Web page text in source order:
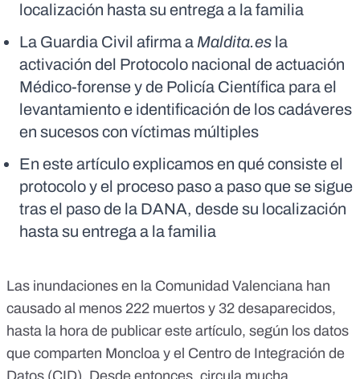
localización hasta su entrega a la familia
La Guardia Civil afirma a Maldita.es la
activación del Protocolo nacional de actuación
Médico-forense y de Policía Científica para el
levantamiento e identificación de los cadáveres
en sucesos con víctimas múltiples
En este artículo explicamos en qué consiste el
protocolo y el proceso paso a paso que se sigue
tras el paso de la DANA, desde su localización
hasta su entrega a la familia
Las inundaciones en la Comunidad Valenciana han
causado al menos 222 muertos y 32 desaparecidos,
hasta la hora de publicar este artículo, según los datos
que comparten Moncloa y el Centro de Integración de